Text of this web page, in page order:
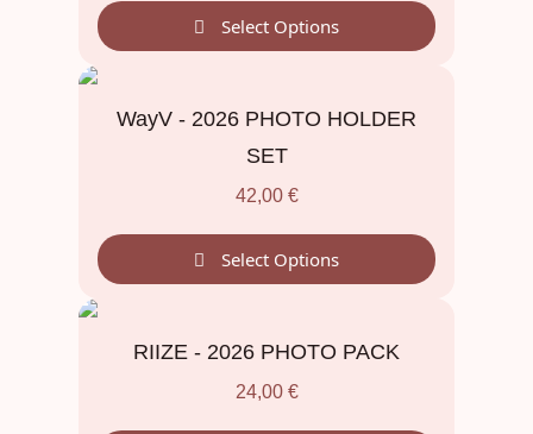
Select Options
WayV - 2026 PHOTO HOLDER
SET
42,00 €
Select Options
RIIZE - 2026 PHOTO PACK
24,00 €